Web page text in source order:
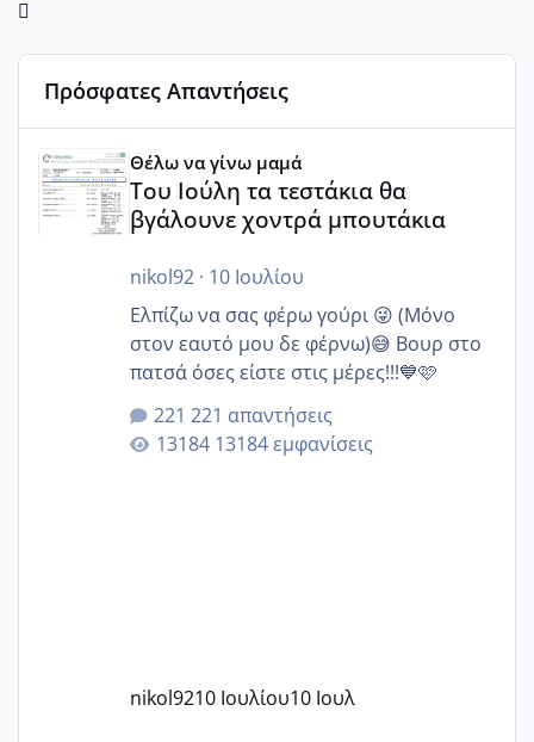
Πρόσφατες Απαντήσεις
Θέλω να γίνω μαμά
Του Ιούλη τα τεστάκια θα
βγάλουνε χοντρά μπουτάκια
nikol92· 10 Ιουλίου
Ελπίζω να σας φέρω γούρι 😜 (Μόνο
στον εαυτό μου δε φέρνω)😅 Βουρ στο
πατσά όσες είστε στις μέρες!!!💙🩷
221 απαντήσεις
13184 εμφανίσεις
nikol9210 Ιουλίου10 Ιουλ